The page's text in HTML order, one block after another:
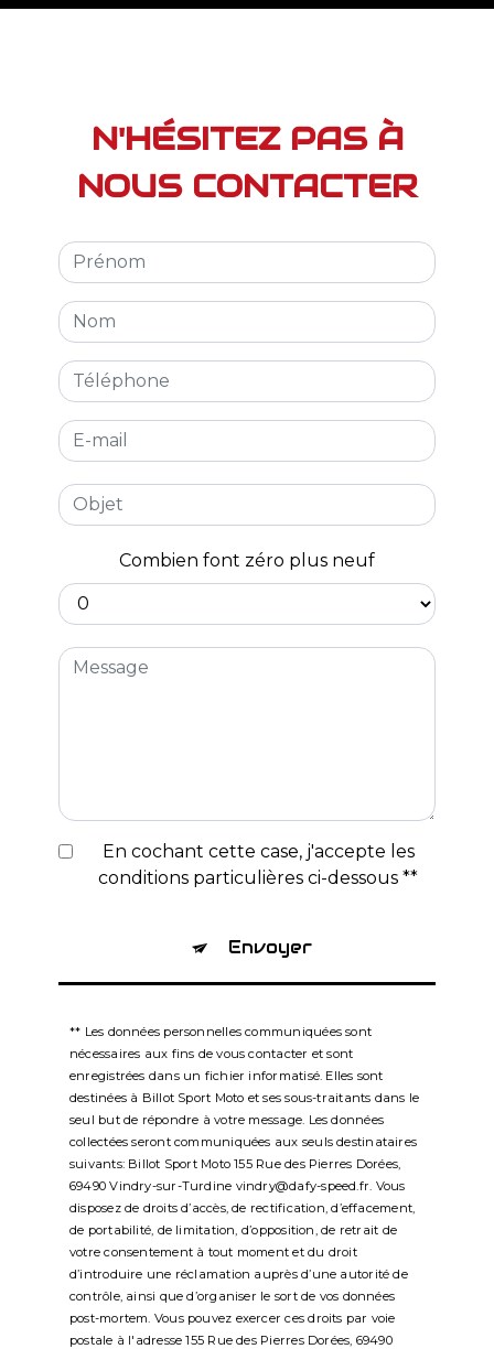
N'HÉSITEZ PAS À
NOUS CONTACTER
Combien font zéro plus neuf
En cochant cette case, j'accepte les
conditions particulières ci-dessous **
Envoyer
** Les données personnelles communiquées sont
nécessaires aux fins de vous contacter et sont
enregistrées dans un fichier informatisé. Elles sont
destinées à Billot Sport Moto et ses sous-traitants dans le
seul but de répondre à votre message. Les données
collectées seront communiquées aux seuls destinataires
suivants: Billot Sport Moto 155 Rue des Pierres Dorées,
69490 Vindry-sur-Turdine vindry@dafy-speed.fr. Vous
disposez de droits d’accès, de rectification, d’effacement,
de portabilité, de limitation, d’opposition, de retrait de
votre consentement à tout moment et du droit
d’introduire une réclamation auprès d’une autorité de
contrôle, ainsi que d’organiser le sort de vos données
post-mortem. Vous pouvez exercer ces droits par voie
postale à l'adresse 155 Rue des Pierres Dorées, 69490